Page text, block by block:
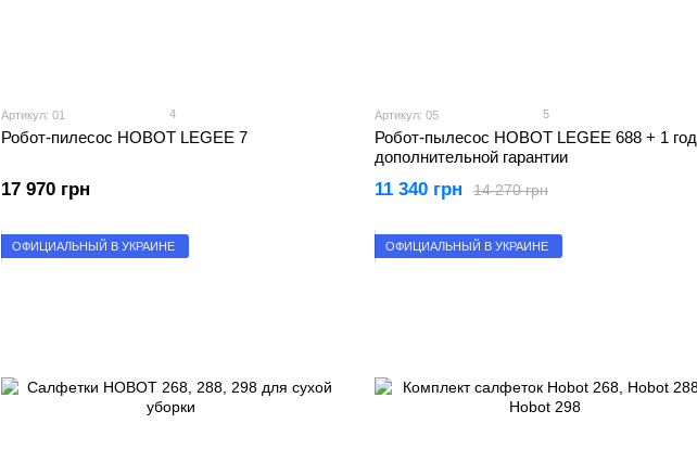
Артикул: 01 4
Робот-пилесос HOBOT LEGEE 7
17 970 грн
Артикул: 05 5
Робот-пылесос HOBOT LEGEE 688 + 1 год
дополнительной гарантии
14 270 грн
11 340 грн
ОФИЦИАЛЬНЫЙ В УКРАИНЕ ОФИЦИАЛЬНЫЙ В УКРАИНЕ